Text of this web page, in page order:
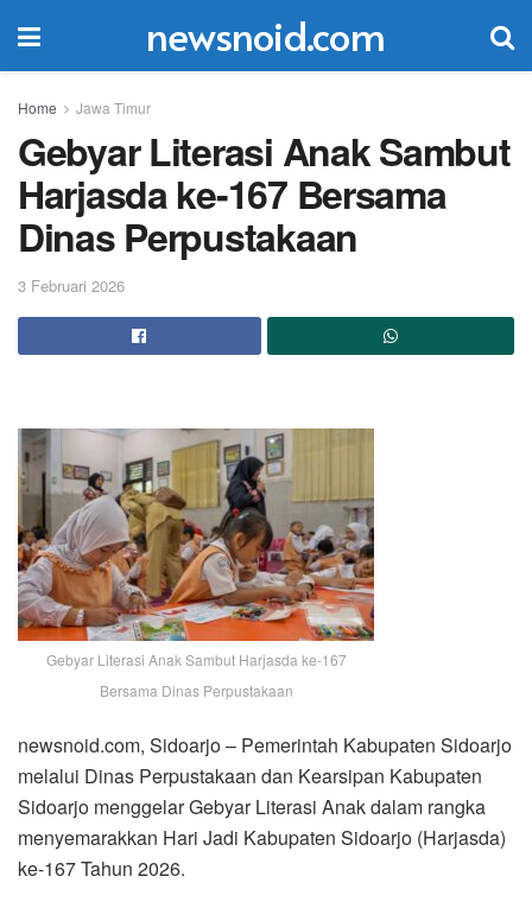
newsnoid.com
Home Jawa Timur
Gebyar Literasi Anak Sambut
Harjasda ke-167 Bersama
Dinas Perpustakaan
3 Februari 2026
Gebyar Literasi Anak Sambut Harjasda ke-167
Bersama Dinas Perpustakaan
newsnoid.com, Sidoarjo – Pemerintah Kabupaten Sidoarjo
melalui Dinas Perpustakaan dan Kearsipan Kabupaten
Sidoarjo menggelar Gebyar Literasi Anak dalam rangka
menyemarakkan Hari Jadi Kabupaten Sidoarjo (Harjasda)
ke-167 Tahun 2026.